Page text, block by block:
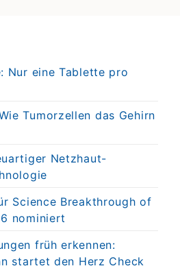
Nur eine Tablette pro
Tumorzellen das Gehirn
Netzhaut-
Science Breakthrough of
nominiert
früh erkennen:
startet den Herz Check